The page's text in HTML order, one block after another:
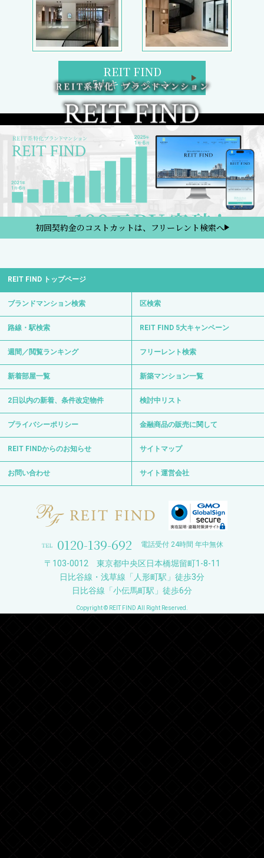
REIT FIND
5大キャンペーン
初回契約金のコストカットは、フリーレント検索へ
REIT FIND トップページ
ブランドマンション検索 区検索
路線・駅検索 REIT FIND 5大キャンペーン
週間／閲覧ランキング フリーレント検索
新着部屋一覧 新築マンション一覧
2日以内の新着、条件改定物件 検討中リスト
プライバシーポリシー 金融商品の販売に関して
REIT FINDからのお知らせ サイトマップ
お問い合わせ サイト運営会社
0120-139-692 電話受付 24時間 年中無休
〒103-0012 東京都中央区日本橋堀留町1-8-11
日比谷線・浅草線「人形町駅」徒歩3分
日比谷線「小伝馬町駅」徒歩6分
Copyright © REIT FIND All Right Reserved.